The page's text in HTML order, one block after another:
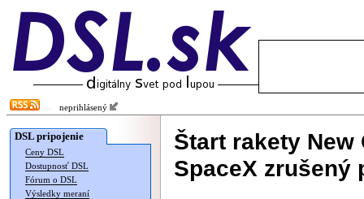
neprihlásený
DSL pripojenie
Ceny DSL
Dostupnosť DSL
Fórum o DSL
Výsledky meraní
Štart rakety
SpaceX zrušený